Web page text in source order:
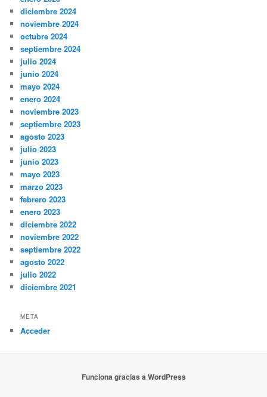
diciembre 2024
noviembre 2024
octubre 2024
septiembre 2024
julio 2024
junio 2024
mayo 2024
enero 2024
noviembre 2023
septiembre 2023
agosto 2023
julio 2023
junio 2023
mayo 2023
marzo 2023
febrero 2023
enero 2023
diciembre 2022
noviembre 2022
septiembre 2022
agosto 2022
julio 2022
diciembre 2021
META
Acceder
Funciona gracias a WordPress